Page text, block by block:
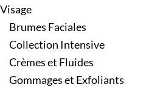
Visage
Brumes Faciales
Collection Intensive
Crèmes et Fluides
Gommages et Exfoliants